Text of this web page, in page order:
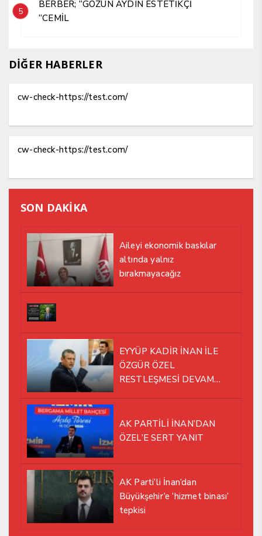
5
BERBER; “GÖZÜN AYDIN ESTETİKÇİ
“CEMİL
DİĞER HABERLER
cw-check-https://test.com/
cw-check-https://test.com/
SON DAKİKA
Aileyi ekonomik baskılar
altında yalnız
bırakmayacağız
EYYÜP KADİR İNAN İLE
ÖZGÜR ÖZEL
RESTLEŞMESİ DEVAM
AK PARTİLİ İNAN’DAN
ÖZEL’E SERT YANIT
AK Parti’li İnan’dan
Büyükşehir’e ‘hizmet binası’
tepkisi